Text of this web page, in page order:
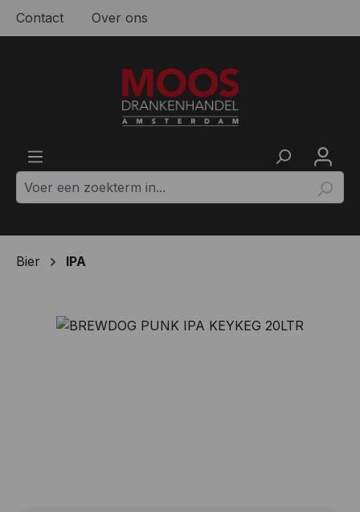
Ga naar de hoofdinhoud
Contact Over ons
Bier IPA
Afbeeldingengalerij overslaan